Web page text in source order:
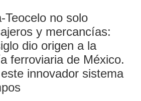
Teocelo no solo
y mercancías:
dio origen a la
ferroviaria de México.
innovador sistema